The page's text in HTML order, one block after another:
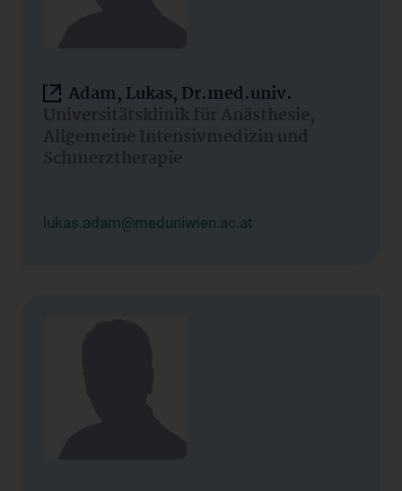
Adam, Lukas, Dr.med.univ.
Universitätsklinik für Anästhesie,
Allgemeine Intensivmedizin und
Schmerztherapie
lukas.adam@meduniwien.ac.at